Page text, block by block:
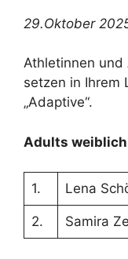
29.Oktober
Athletinnen und
setzen in Ihrem
„Adaptive“.
Adults weiblich
1. Lena
2. Samira